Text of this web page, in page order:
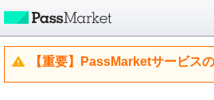
【重要】PassMarketサービス